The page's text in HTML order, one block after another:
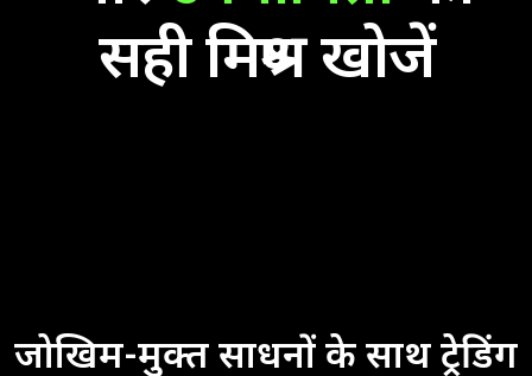
सही मिश्रण खोजें
जोखिम-मुक्त साधनों के साथ ट्रेडिंग